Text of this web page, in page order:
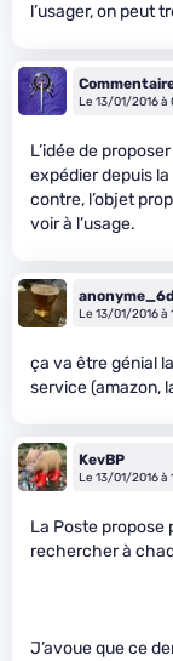
l’usager, on peut
Le 13/01/2016 à
L’idée de
expédier depuis
contre, l’objet
voir à l’usage.
Le 13/01/2016 à
ça va être génial
service (amazon,
KevBP
Le 13/01/2016 à
La Poste propose
rechercher à
J’avoue que ce